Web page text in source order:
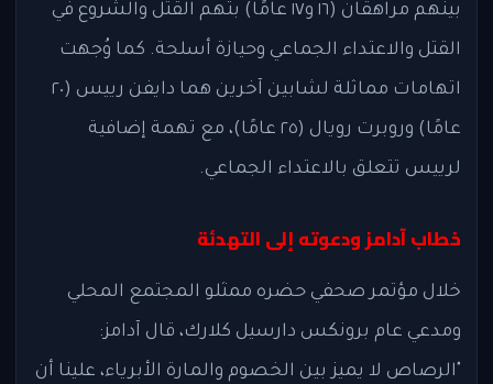
بينهم مراهقان (١٦ و١٧ عامًا) بتهم القتل والشروع في
القتل والاعتداء الجماعي وحيازة أسلحة. كما وُجهت
اتهامات مماثلة لشابين آخرين هما دايفن رييس (٢٠
عامًا) وروبرت رويال (٢٥ عامًا)، مع تهمة إضافية
لرييس تتعلق بالاعتداء الجماعي.
خطاب آدامز ودعوته إلى التهدئة
خلال مؤتمر صحفي حضره ممثلو المجتمع المحلي
ومدعي عام برونكس دارسيل كلارك، قال آدامز:
"الرصاص لا يميز بين الخصوم والمارة الأبرياء، علينا أن